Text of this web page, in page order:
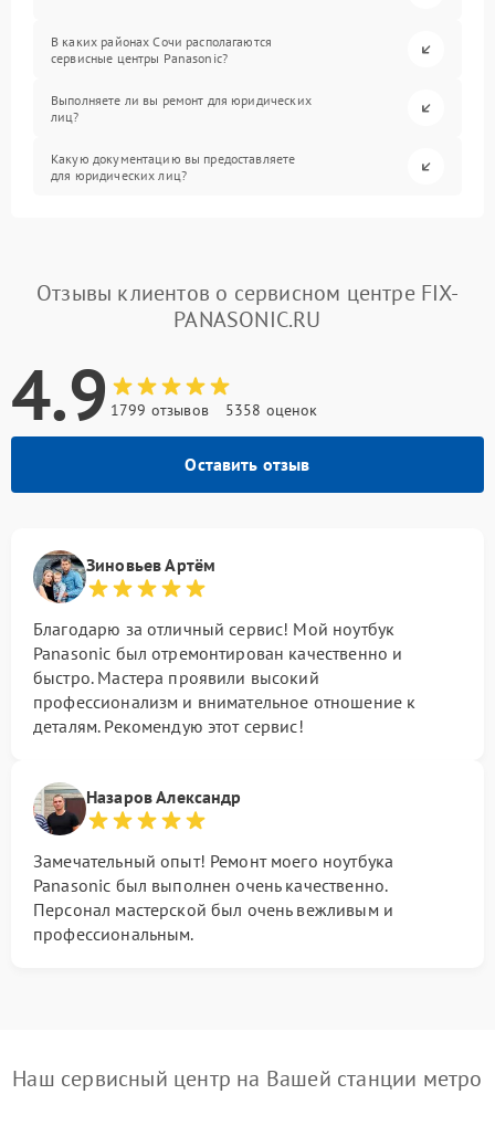
В каких районах Сочи располагаются
сервисные центры Panasonic?
Выполняете ли вы ремонт для юридических
лиц?
Какую документацию вы предоставляете
для юридических лиц?
Отзывы клиентов о сервисном центре FIX-
PANASONIC.RU
4.9 1799 отзывов 5358 оценок
Оставить отзыв
Зиновьев Артём
Благодарю за отличный сервис! Мой ноутбук
Panasonic был отремонтирован качественно и
быстро. Мастера проявили высокий
профессионализм и внимательное отношение к
деталям. Рекомендую этот сервис!
Назаров Александр
Замечательный опыт! Ремонт моего ноутбука
Panasonic был выполнен очень качественно.
Персонал мастерской был очень вежливым и
профессиональным.
Наш сервисный центр на Вашей станции метро